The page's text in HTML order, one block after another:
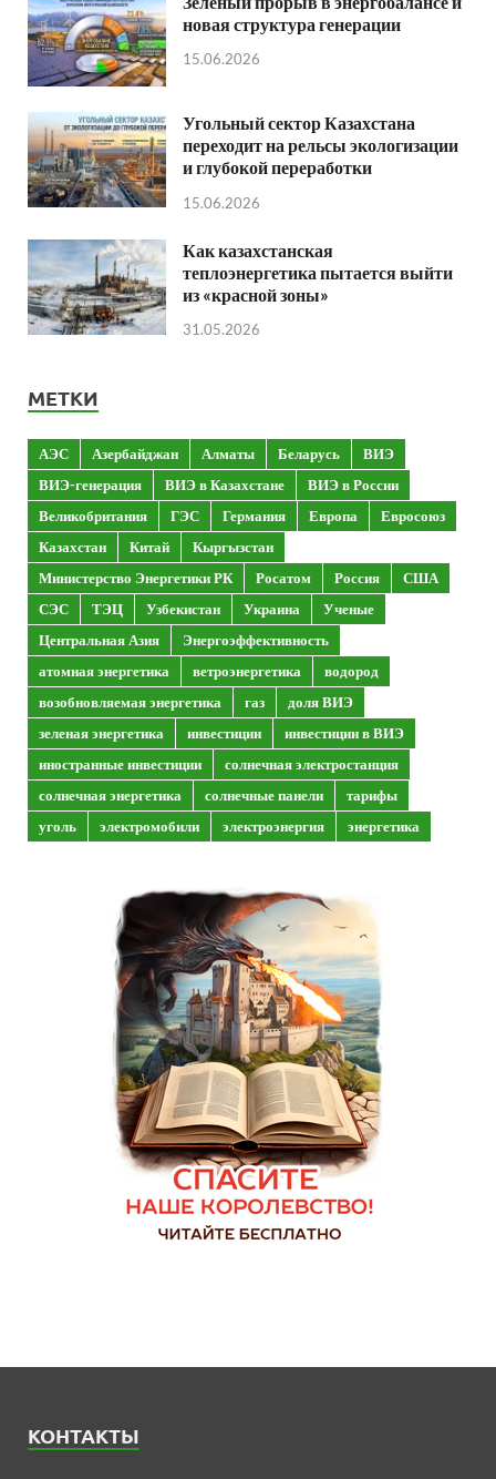
новая структура генерации
15.06.2026
Угольный сектор Казахстана
переходит на рельсы экологизации
и глубокой переработки
15.06.2026
Как казахстанская
теплоэнергетика пытается выйти
из «красной зоны»
31.05.2026
МЕТКИ
АЭС Азербайджан Алматы Беларусь
ВИЭ
ВИЭ-генерация
ВИЭ в Казахстане
ВИЭ в России
Великобритания
ГЭС Германия Европа
Евросоюз
Казахстан
Китай
Кыргызстан
Министерство Энергетики РК
Росатом Россия
США
СЭС
ТЭЦ Узбекистан Украина
Ученые
Центральная Азия
Энергоэффективность
атомная энергетика
ветроэнергетика
водород
возобновляемая энергетика
газ
доля ВИЭ
зеленая энергетика
инвестиции
инвестиции в ВИЭ
иностранные инвестиции
солнечная электростанция
солнечная энергетика
солнечные панели
тарифы
уголь
электромобили электроэнергия энергетика
КОНТАКТЫ